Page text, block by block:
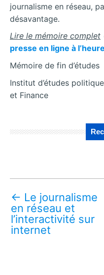
journalisme en réseau,
désavantage.
Lire le mémoire complet
presse en ligne à
Mémoire de fin d’études
Institut d’études
et Finance
← Le journalisme
en réseau et
l’interactivité sur
internet